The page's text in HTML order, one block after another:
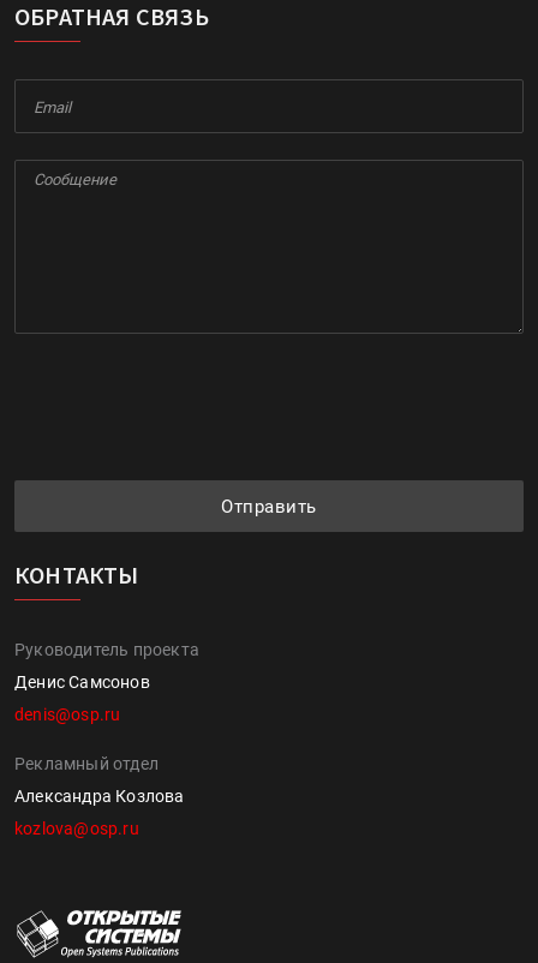
ОБРАТНАЯ СВЯЗЬ
Отправить
КОНТАКТЫ
Руководитель проекта
Денис Самсонов
denis@osp.ru
Рекламный отдел
Александра Козлова
kozlova@osp.ru